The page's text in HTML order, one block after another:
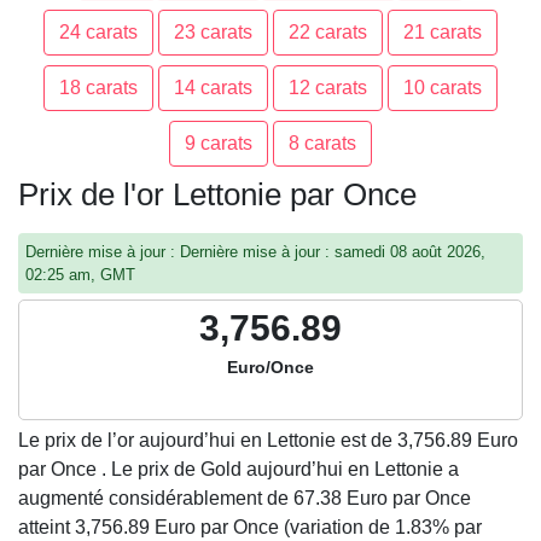
24 carats 23 carats 22 carats 21 carats
18 carats 14 carats 12 carats 10 carats
9 carats 8 carats
Prix de l'or Lettonie par Once
Dernière mise à jour : Dernière mise à jour : samedi 08 août 2026,
02:25 am, GMT
3,756.89
Euro/Once
Le prix de l’or aujourd’hui en Lettonie est de 3,756.89 Euro
par Once . Le prix de Gold aujourd’hui en Lettonie a
augmenté considérablement de 67.38 Euro par Once
atteint 3,756.89 Euro par Once (variation de 1.83% par